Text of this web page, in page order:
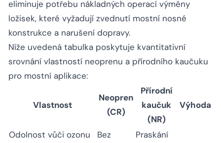
eliminuje potřebu nákladných operací výměny
ložisek, které vyžadují zvednutí mostní nosné
konstrukce a narušení dopravy.
Níže uvedená tabulka poskytuje kvantitativní
srovnání vlastností neoprenu a přírodního kaučuku
pro mostní aplikace:
Vlastnost
Neopren
(CR)
Přírodní
kaučuk
(NR)
Výhoda
Odolnost vůči ozonu
Bez
Praskání